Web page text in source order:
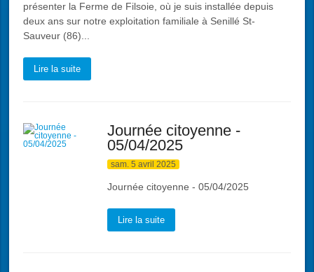
présenter la Ferme de Filsoie, où je suis installée depuis
deux ans sur notre exploitation familiale à Senillé St-
Sauveur (86)...
Lire la suite
Journée citoyenne -
05/04/2025
sam. 5 avril 2025
Journée citoyenne - 05/04/2025
Lire la suite